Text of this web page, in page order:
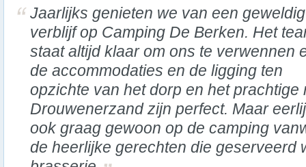
Jaarlijks genieten we van een geweldig
verblijf op Camping De Berken. Het
staat altijd klaar om ons te verwennen
de accommodaties en de ligging ten
opzichte van het dorp en het prachtige
Drouwenerzand zijn perfect. Maar
ook graag gewoon op de camping
de heerlijke gerechten die geserveerd